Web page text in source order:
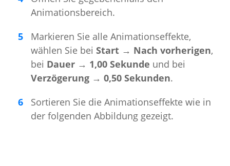
Animationsbereich.
Markieren Sie alle Animationseffekte,
wählen Sie bei Start → Nach vorherigen,
bei Dauer → 1,00 Sekunde und bei
Verzögerung → 0,50 Sekunden.
Sortieren Sie die Animationseffekte wie in
der folgenden Abbildung gezeigt.